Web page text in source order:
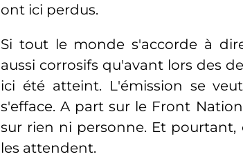
ont ici perdus.
Si tout le monde s'accorde à
aussi corrosifs qu'avant lors des
ici été atteint. L'émission se
s'efface. A part sur le Front
sur rien ni personne. Et pourtant,
les attendent.